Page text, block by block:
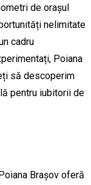
de orașul
nelimitate
cadru
Poiana
să descoperim
pentru iubitorii de
Brașov oferă